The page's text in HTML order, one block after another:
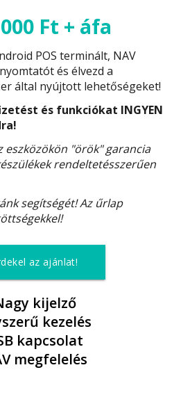
Ft + áfa
POS terminált, NAV
és élvezd a
által nyújtott lehetőségeket!
és funkciókat INGYEN
eszközökön "örök" garancia
rendeltetésszerűen
segítségét! Az űrlap
az ajánlat!
kijelző
kezelés
kapcsolat
megfelelés